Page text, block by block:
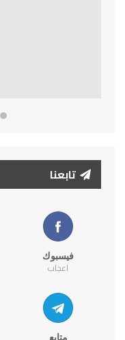
تابعنا
فيسبوك
اعجاب
متابع